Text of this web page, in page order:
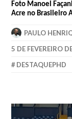
Foto Manoel
Acre no Brasileiro
PAULO
5 DE FEVEREIRO
DESTAQUEPHD